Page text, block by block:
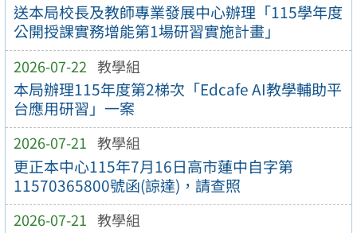
送本局校長及教師專業發展中心辦理「115學年度
公開授課實務增能第1場研習實施計畫」
2026-07-22 教學組
本局辦理115年度第2梯次「Edcafe AI教學輔助平
台應用研習」一案
2026-07-21 教學組
更正本中心115年7月16日高市蓮中自字第
11570365800號函(諒達)，請查照
2026-07-21 教學組